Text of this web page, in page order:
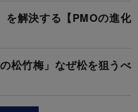
を解決する【PMOの進化
松竹梅」なぜ松を狙うべ